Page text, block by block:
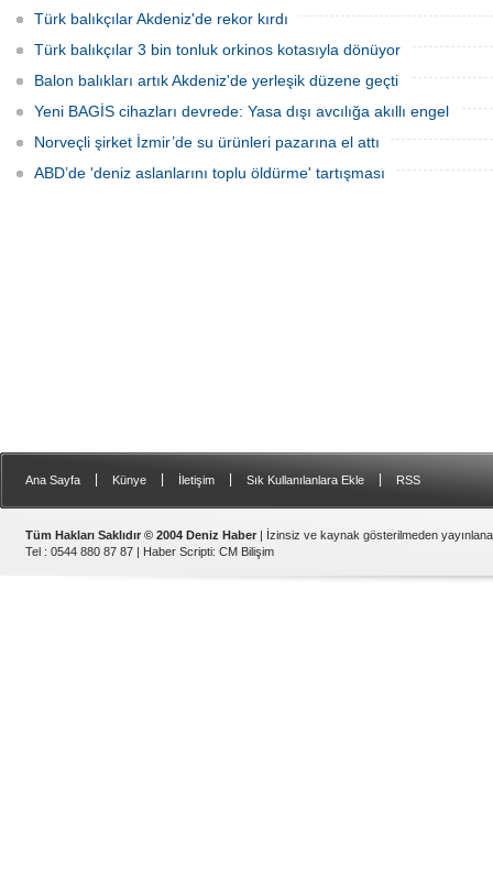
Türk balıkçılar Akdeniz'de rekor kırdı
Türk balıkçılar 3 bin tonluk orkinos kotasıyla dönüyor
Balon balıkları artık Akdeniz'de yerleşik düzene geçti
Yeni BAGİS cihazları devrede: Yasa dışı avcılığa akıllı engel
Norveçli şirket İzmir’de su ürünleri pazarına el attı
ABD’de 'deniz aslanlarını toplu öldürme' tartışması
Ana Sayfa Künye İletişim Sık Kullanılanlara Ekle RSS
Tüm Hakları Saklıdır © 2004 Deniz Haber | İzinsiz ve kaynak gösterilmeden
Tel : 0544 880 87 87 | Haber Scripti: CM Bilişim